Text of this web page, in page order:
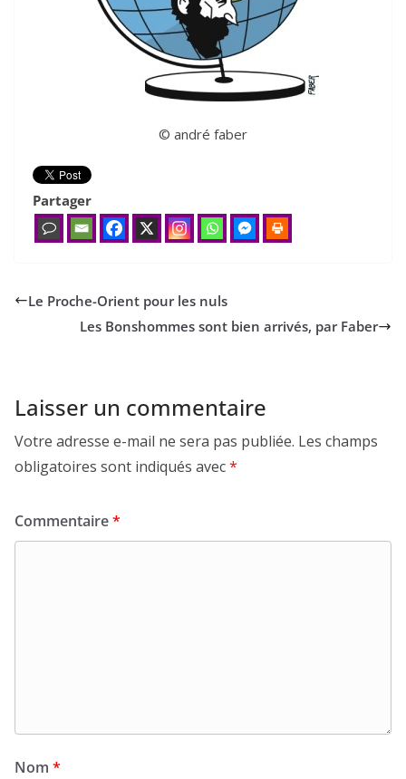
© andré faber
Partager
Le Proche-Orient pour les nuls
Les Bonshommes sont bien arrivés, par Faber
Laisser un commentaire
Votre adresse e-mail ne sera pas publiée. Les champs
obligatoires sont indiqués avec*
Commentaire*
Nom *